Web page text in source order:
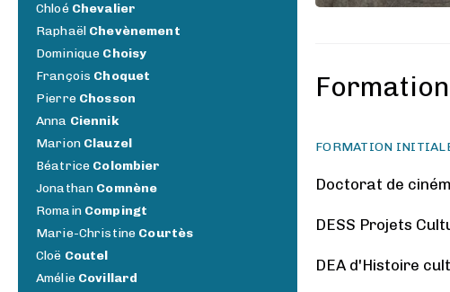
Chloé Chevalier
Raphaël Chevènement
Dominique Choisy
François Choquet
Pierre Chosson
Anna Ciennik
Marion Clauzel
Béatrice Colombier
Jonathan Comnène
Romain Compingt
Marie-Christine Courtès
Cloë Coutel
Amélie Covillard
Formation
FORMATION
Doctorat de
DESS Projets
DEA d'Histoire